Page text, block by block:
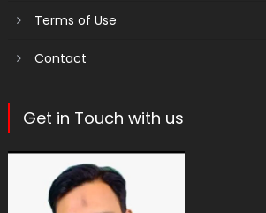
Terms of Use
Contact
Get in Touch with us